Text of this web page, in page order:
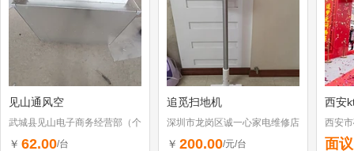
见山通风空
武城县见山电子商务经营部（个
体工商户）
￥ 62.00/台
追觅扫地机
深圳市龙岗区诚一心家电维修店
（个体工商户）
￥ 200.00/元/台
西安
西安
面议